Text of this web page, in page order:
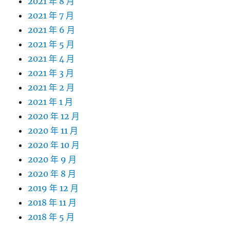
2021 年 7 月
2021 年 6 月
2021 年 5 月
2021 年 4 月
2021 年 3 月
2021 年 2 月
2021 年 1 月
2020 年 12 月
2020 年 11 月
2020 年 10 月
2020 年 9 月
2020 年 8 月
2019 年 12 月
2018 年 11 月
2018 年 5 月